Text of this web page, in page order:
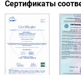
Сертификаты